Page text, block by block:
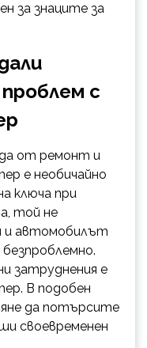
за знаците за
с
от ремонт и
е необичайно
ключа при
той не
и автомобилът
затруднения е
В подобен
да потърсите
своевременен